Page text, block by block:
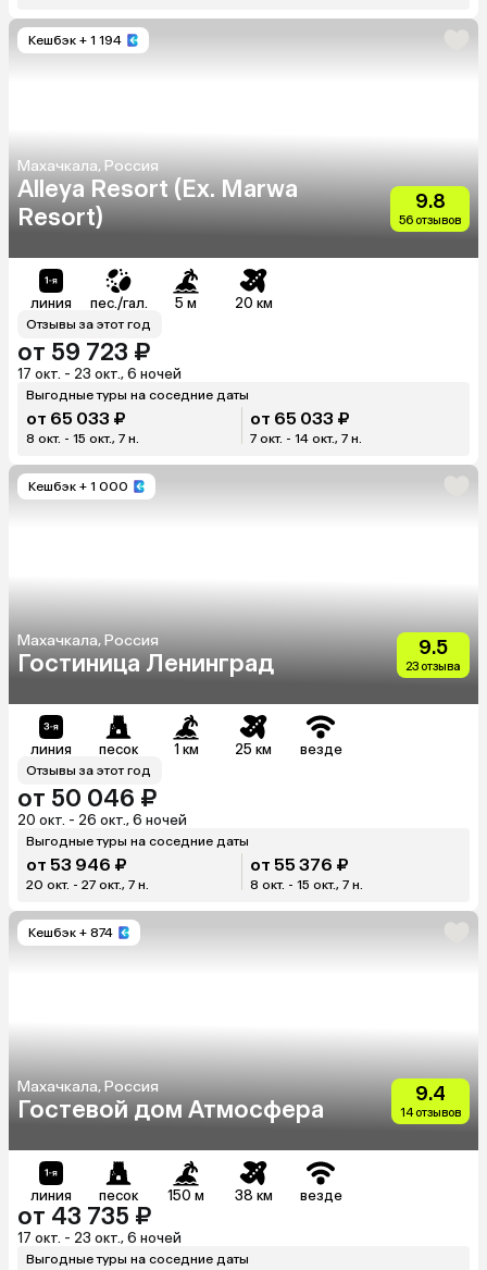
Кешбэк + 1 194
Махачкала, Россия
Alleya Resort (Ex. Marwa
Resort)
9.8
56 отзывов
линия пес./гал. 5 м 20 км
Отзывы за этот год
от 59 723 ₽
17 окт. - 23 окт., 6 ночей
Выгодные туры на соседние даты
от 65 033 ₽
8 окт. - 15 окт., 7 н.
от 65 033 ₽
7 окт. - 14 окт., 7 н.
Кешбэк + 1 000
Махачкала, Россия
Гостиница Ленинград
9.5
23 отзыва
линия песок 1 км 25 км везде
Отзывы за этот год
от 50 046 ₽
20 окт. - 26 окт., 6 ночей
Выгодные туры на соседние даты
от 53 946 ₽
20 окт. - 27 окт., 7 н.
от 55 376 ₽
8 окт. - 15 окт., 7 н.
Кешбэк + 874
Махачкала, Россия
Гостевой дом Атмосфера
9.4
14 отзывов
линия песок 150 м 38 км везде
от 43 735 ₽
17 окт. - 23 окт., 6 ночей
Выгодные туры на соседние даты